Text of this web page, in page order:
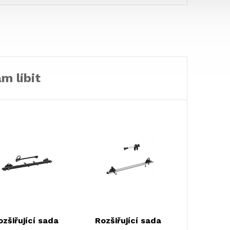
líbit
sada
Rozšiřující sada